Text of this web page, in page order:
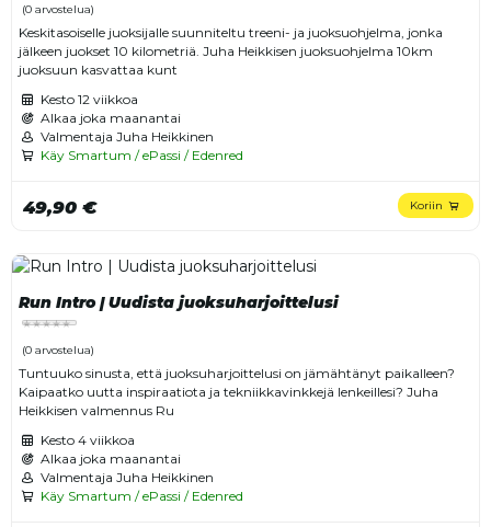
(0 arvostelua)
Keskitasoiselle juoksijalle suunniteltu treeni- ja juoksuohjelma, jonka
jälkeen juokset 10 kilometriä. Juha Heikkisen juoksuohjelma 10km
juoksuun kasvattaa kunt
Kesto 12 viikkoa
Alkaa joka maanantai
Valmentaja Juha Heikkinen
Käy Smartum / ePassi / Edenred
49,90 € Koriin
Run Intro | Uudista juoksuharjoittelusi
(0 arvostelua)
Tuntuuko sinusta, että juoksuharjoittelusi on jämähtänyt paikalleen?
Kaipaatko uutta inspiraatiota ja tekniikkavinkkejä lenkeillesi? Juha
Heikkisen valmennus Ru
Kesto 4 viikkoa
Alkaa joka maanantai
Valmentaja Juha Heikkinen
Käy Smartum / ePassi / Edenred